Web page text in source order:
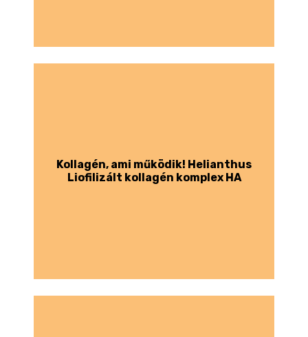
Kollagén, ami működik! Helianthus
Liofilizált kollagén komplex HA